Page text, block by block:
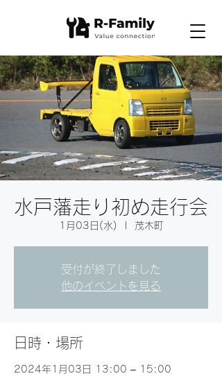
水戸藩走り初め走行会
1月03日(水) 茂木町
受付が終了しました
他のイベントを見る
日時・場所
2024年1月03日 13:00 – 15:00